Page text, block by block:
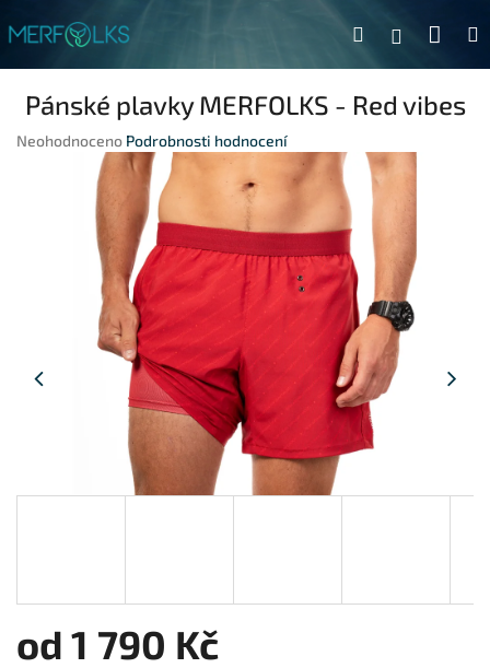
Hledat
Pánské plavky MERFOLKS - Red vibes
Průměrné hodnocení produktu je 0,0 z 5 hvězdiček.
Neohodnoceno Podrobnosti hodnocení
od 1 790 Kč